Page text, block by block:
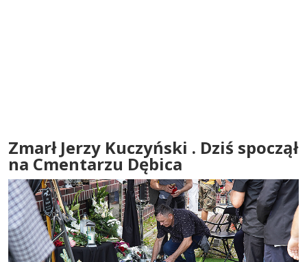
Zmarł Jerzy Kuczyński . Dziś spoczął
na Cmentarzu Dębica